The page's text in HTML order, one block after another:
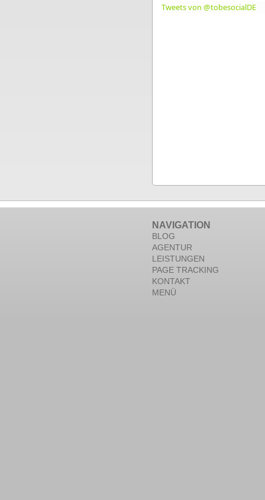
Tweets von @tobesocialDE
NAVIGATION
BLOG
AGENTUR
LEISTUNGEN
PAGE TRACKING
KONTAKT
MENÜ